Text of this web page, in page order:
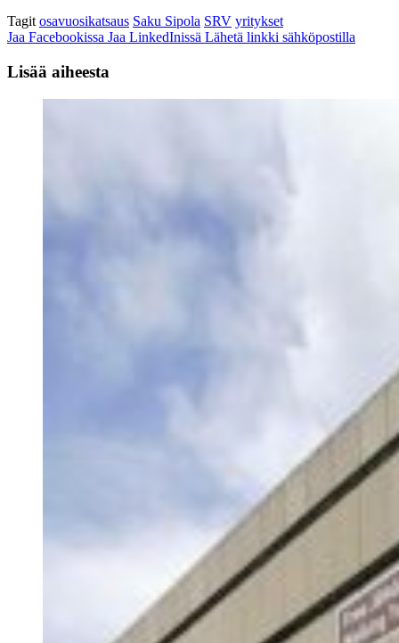
Tagit osavuosikatsaus Saku Sipola SRV yritykset
Jaa Facebookissa Jaa LinkedInissä Lähetä linkki sähköpostilla
Lisää aiheesta